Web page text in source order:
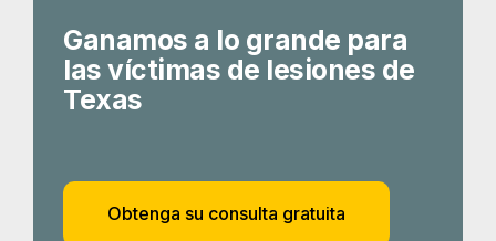
Ganamos a lo grande para
las víctimas de lesiones de
Texas
Obtenga su consulta gratuita